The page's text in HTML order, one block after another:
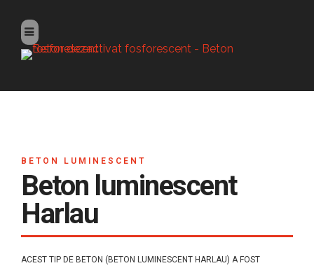
BETON LUMINESCENT
Beton luminescent
Harlau
ACEST TIP DE BETON (BETON LUMINESCENT HARLAU) A FOST